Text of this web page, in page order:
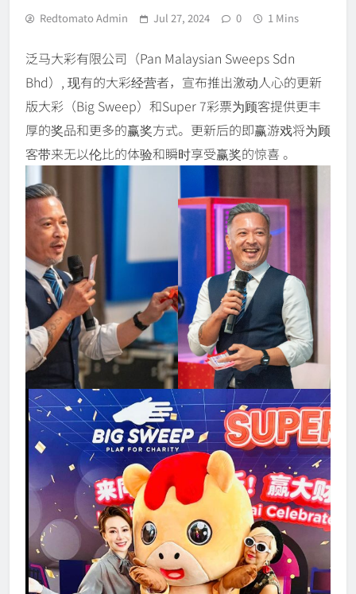
Redtomato Admin Jul 27, 2024 0 1 Mins
泛马大彩有限公司（Pan Malaysian Sweeps Sdn
Bhd）, 现有的大彩经营者，宣布推出激动人心的更新
版大彩（Big Sweep）和Super 7彩票为顾客提供更丰
厚的奖品和更多的赢奖方式。更新后的即赢游戏将为顾
客带来无以伦比的体验和瞬时享受赢奖的惊喜 。